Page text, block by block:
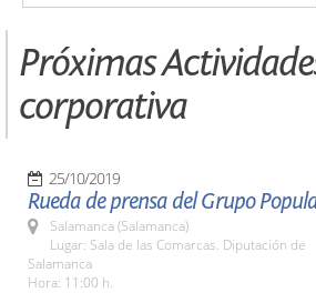
Próximas
corporativa
25/10/2019
Rueda de prensa del Grupo
Salamanca (Salamanca)
Lugar: Sala de las Comarcas. Diputación de
Salamanca
Hora: 11:00 h.